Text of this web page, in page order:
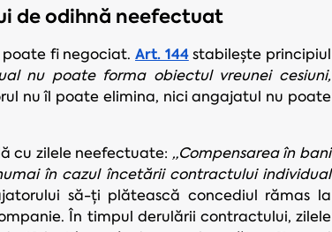
de odihnă neefectuat
poate fi negociat.Art. 144stabilește principiul
nu poate forma obiectul vreunei cesiuni,
nu îl poate elimina, nici angajatul nu poate
cu zilele neefectuate: „Compensarea în bani
în cazul încetării contractului individual
să-ți plătească concediul rămas la
În timpul derulării contractului, zilele